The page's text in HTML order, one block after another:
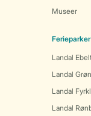
Museer
Landal
Landal
Landal
Landal